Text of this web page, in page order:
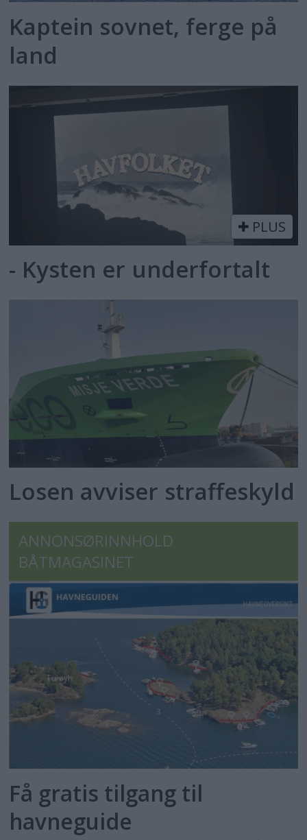
Kaptein sovnet, ferge på
land
PLUS
- Kysten er underfortalt
Losen avviser straffeskyld
ANNONSØRINNHOLD
BÅTMAGASINET
Få gratis tilgang til
havneguide